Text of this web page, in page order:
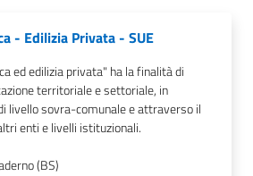
- Edilizia Privata - SUE
ed edilizia privata" ha la finalità di
territoriale e settoriale, in
livello sovra-comunale e attraverso il
enti e livelli istituzionali.
(BS)